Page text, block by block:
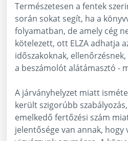
Természetesen a fentek
során sokat segít, ha a
folyamatban, de amely cég
kötelezett, ott ELZA adhatja
időszakoknak,
a beszámolót alátámasztó -
A járványhelyzet miatt
került szigorúbb
emelkedő fertőzési szám
jelentősége van annak, hogy